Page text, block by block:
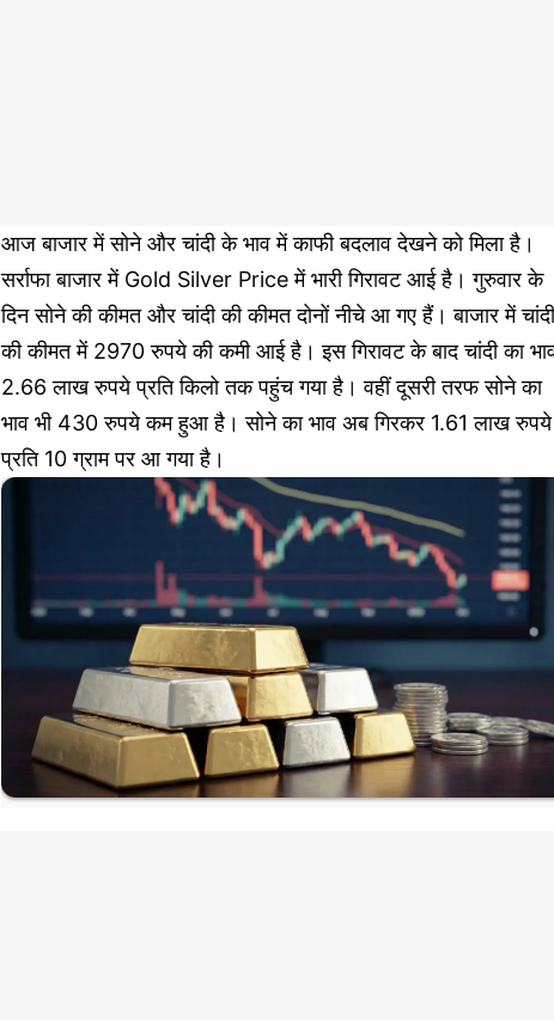
आज बाजार में सोने और चांदी के भाव में काफी बदलाव देखने को मिला है।
सर्राफा बाजार में Gold Silver Price में भारी गिरावट आई है। गुरुवार के
दिन सोने की कीमत और चांदी की कीमत दोनों नीचे आ गए हैं। बाजार में चांदी
की कीमत में 2970 रुपये की कमी आई है। इस गिरावट के बाद चांदी का
2.66 लाख रुपये प्रति किलो तक पहुंच गया है। वहीं दूसरी तरफ सोने का
भाव भी 430 रुपये कम हुआ है। सोने का भाव अब गिरकर 1.61 लाख रुपये
प्रति 10 ग्राम पर आ गया है।